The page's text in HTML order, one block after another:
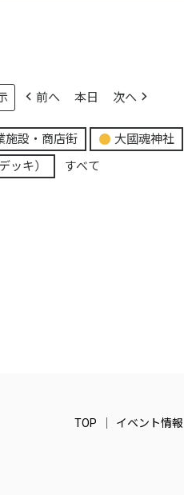
前へ 本日 次へ
施設・商店街
大國魂神社
ッキ）
すべて
TOP イベント情報